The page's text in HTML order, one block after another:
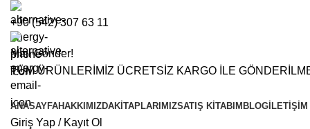
+90 (542) 307 63 11
Mail Gönder!
TÜM ÜRÜNLERİMİZ ÜCRETSİZ KARGO İLE
ANASAYFAHAKKIMIZDAKITAPLARIMIZSATIŞ KITABIM BLOG İLETIŞIM
Giriş Yap / Kayıt Ol